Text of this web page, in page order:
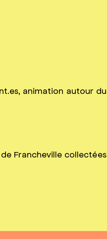
animation autour du
Francheville collectées